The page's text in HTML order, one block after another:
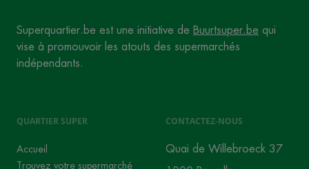
Superquartier.be est une initiative de Buurtsuper.be qui
vise à promouvoir les atouts des supermarchés
indépendants.
QUARTIER SUPER
Accueil
Trouvez votre supermarché
CONTACTEZ-NOUS
Quai de Willebroeck 37